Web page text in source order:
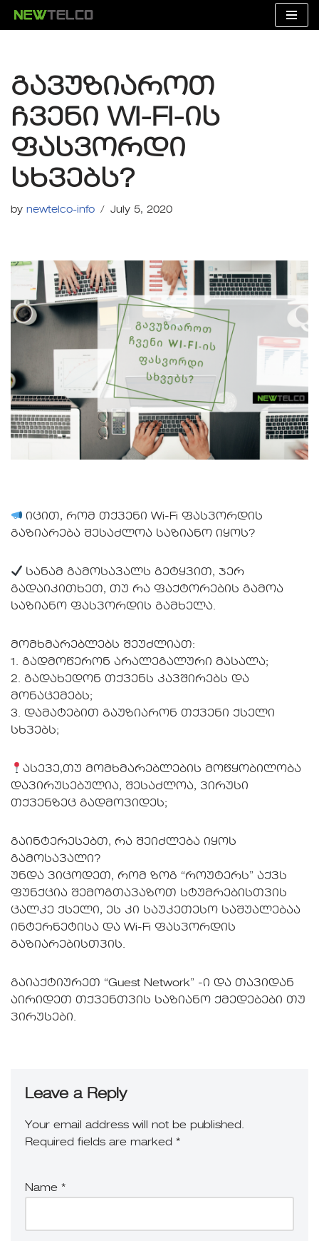
content
გავუზიაროთ
ჩვენი WI-FI-ის
ფასვორდი
სხვებს?
by newtelco-info July 5, 2020
იცით, რომ თქვენი Wi-Fi ფასვორდის
გაზიარება შესაძლოა საზიანო იყოს?
სანამ გამოსავალს გეტყვით, ჯერ
გადაიკითხეთ, თუ რა ფაქტორების გამოა
საზიანო ფასვორდის გამხელა.
მომხმარებლებს შეუძლიათ:
1. გადმოწერონ არალეგალური მასალა;
2. გადახედონ თქვენს კავშირებს და
მონაცემებს;
3. დამატებით გაუზიარონ თქვენი ქსელი
სხვებს;
ასევე,თუ მომხმარებლების მოწყობილობა
დავირუსებულია, შესაძლოა, ვირუსი
თქვენზეც გადმოვიდეს;
გაინტერესებთ, რა შეიძლება იყოს
გამოსავალი?
უნდა ვიცოდეთ, რომ ზოგ “როუტერს” აქვს
ფუნქცია შემოგთავაზოთ სტუმრებისთვის
ცალკე ქსელი, ეს კი საუკეთესო საშუალებაა
ინტერნეტისა და Wi-Fi ფასვორდის
გაზიარებისთვის.
გაიაქტიურეთ “Guest Network” -ი და თავიდან
აირიდეთ თქვენთვის საზიანო ქმედებები თუ
ვირუსები.
Leave a Reply
Your email address will not be published.
Required fields are marked *
Name *